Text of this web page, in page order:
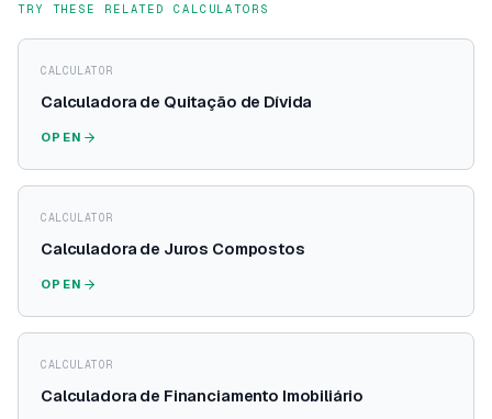
TRY THESE RELATED CALCULATORS
CALCULATOR
Calculadora de Quitação de Dívida
OPEN
CALCULATOR
Calculadora de Juros Compostos
OPEN
CALCULATOR
Calculadora de Financiamento Imobiliário